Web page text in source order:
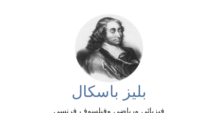
بليز باسكال
فيزيائي ورياضي وفيلسوف فرنسي